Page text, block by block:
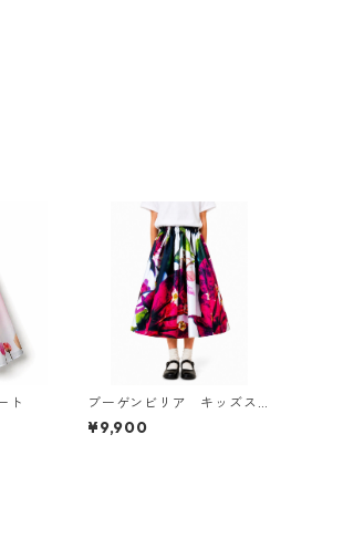
ト
ブーゲンビリア キッズス
カート
¥9,900